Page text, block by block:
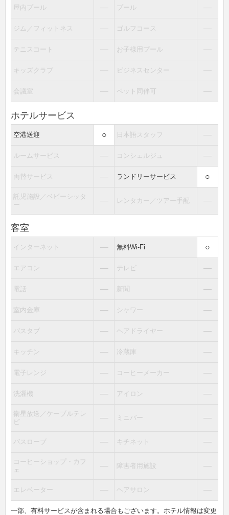
屋内プール ― プール ―
ジム／フィットネス ― ゴルフコース ―
テニスコート ― お子様用プール ―
キッズクラブ ― ビジネスセンター ―
会議室 ― ペット同伴可 ―
ホテルサービス
空港送迎 ○ 日本語スタッフ ―
ルームサービス ― コンシェルジュ ―
両替サービス ― ランドリーサービス ○
託児施設／ベビーシッタ
ー
― レンタカー／ツアー手配 ―
客室
インターネット ― 無料Wi-Fi ○
エアコン ― テレビ ―
電話 ― 新聞 ―
室内金庫 ― シャワー ―
バスタブ ― ヘアドライヤー ―
キッチン ― 冷蔵庫 ―
電子レンジ ― コーヒーメーカー ―
洗濯機 ― アイロン ―
衛星放送／ケーブルテレ
ビ
― ミニバー ―
バスローブ ― キチネット ―
コーヒーショップ・カフ
ェ
― 障害者用施設 ―
エレベーター ― ヘアサロン ―
一部、有料サービスが含まれる場合もございます。ホテル情報は変更